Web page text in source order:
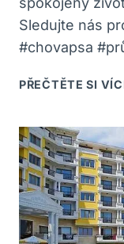
Sledujte nás
#chovapsa
PŘEČTĚTE SI